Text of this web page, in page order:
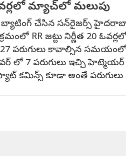
మ్యాచ్‌లో మలుపు
చేసిన సన్‌రైజర్స్ హైదరాబాద్,
RR జట్టు నిర్ణీత 20
పరుగులు కావాల్సిన సమయంలో
లో 7 పరుగులు ఇచ్చి
కమిన్స్ కూడా అంతే పరుగులు